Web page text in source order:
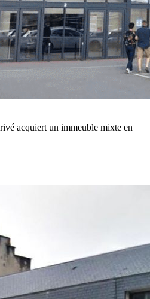
acquiert un immeuble mixte en